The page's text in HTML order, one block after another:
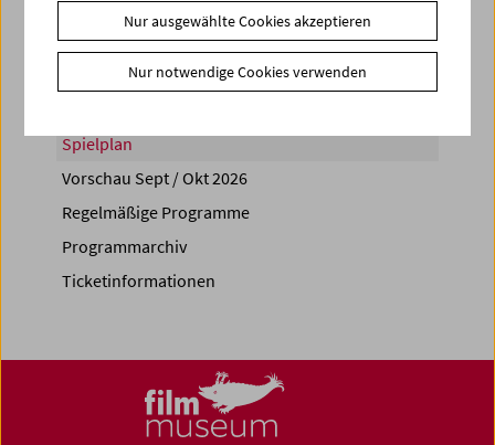
Share on
Spielplan
Vorschau Sept / Okt 2026
Regelmäßige Programme
Programmarchiv
Ticketinformationen
Nur ausgewählte Cookies akzeptieren
Nur notwendige Cookies verwenden